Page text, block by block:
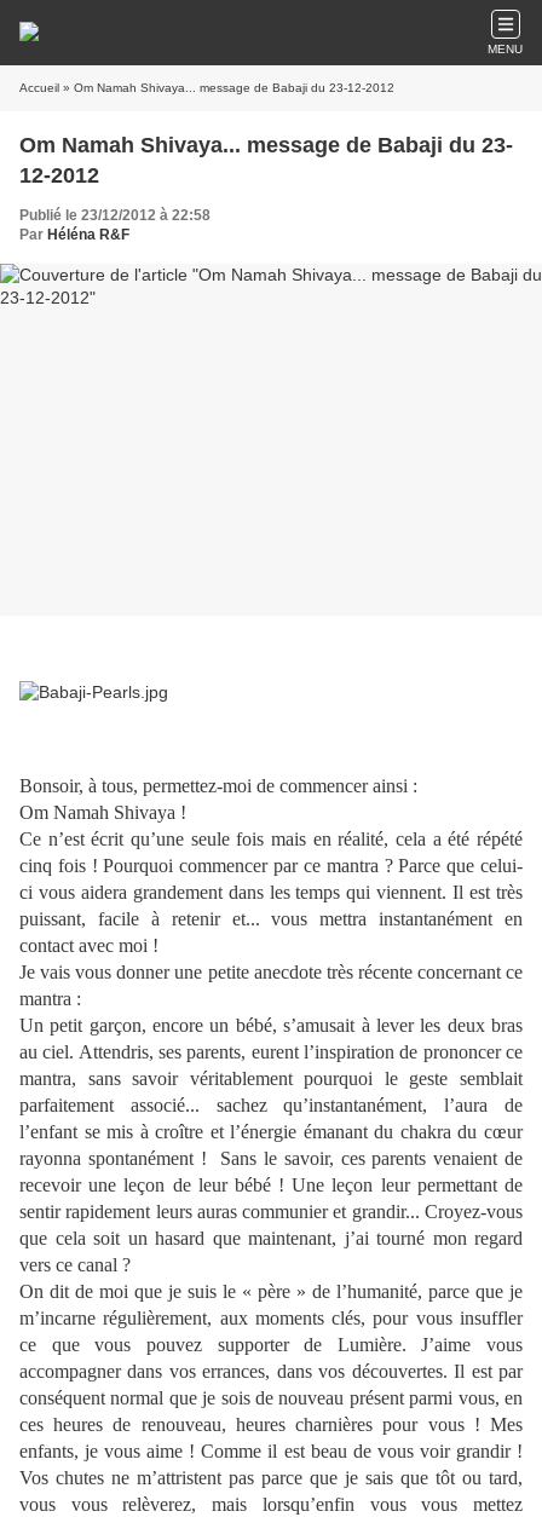
MENU
Accueil » Om Namah Shivaya... message de Babaji du 23-12-2012
Om Namah Shivaya... message de Babaji du 23-
12-2012
Publié le 23/12/2012 à 22:58
Par Héléna R&F
Bonsoir, à tous, permettez-moi de commencer ainsi :
Om Namah Shivaya !
Ce n’est écrit qu’une seule fois mais en réalité, cela a été répété
cinq fois ! Pourquoi commencer par ce mantra ? Parce que celui-
ci vous aidera grandement dans les temps qui viennent. Il est très
puissant, facile à retenir et... vous mettra instantanément en
contact avec moi !
Je vais vous donner une petite anecdote très récente concernant ce
mantra :
Un petit garçon, encore un bébé, s’amusait à lever les deux bras
au ciel. Attendris, ses parents, eurent l’inspiration de prononcer ce
mantra, sans savoir véritablement pourquoi le geste semblait
parfaitement associé... sachez qu’instantanément, l’aura de
l’enfant se mis à croître et l’énergie émanant du chakra du cœur
rayonna spontanément ! Sans le savoir, ces parents venaient de
recevoir une leçon de leur bébé ! Une leçon leur permettant de
sentir rapidement leurs auras communier et grandir... Croyez-vous
que cela soit un hasard que maintenant, j’ai tourné mon regard
vers ce canal ?
On dit de moi que je suis le « père » de l’humanité, parce que je
m’incarne régulièrement, aux moments clés, pour vous insuffler
ce que vous pouvez supporter de Lumière. J’aime vous
accompagner dans vos errances, dans vos découvertes. Il est par
conséquent normal que je sois de nouveau présent parmi vous, en
ces heures de renouveau, heures charnières pour vous ! Mes
enfants, je vous aime ! Comme il est beau de vous voir grandir !
Vos chutes ne m’attristent pas parce que je sais que tôt ou tard,
vous vous relèverez, mais lorsqu’enfin vous vous mettez